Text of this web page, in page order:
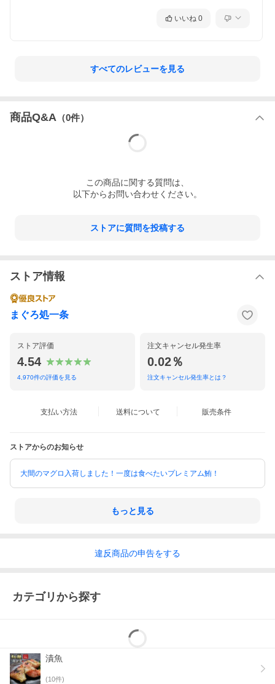
いいね 0
すべてのレビューを見る
商品Q&A （0件）
この商品に関する質問は、
以下からお問い合わせください。
ストアに質問を投稿する
ストア情報
まぐろ処一条
ストア評価
4.54
4,970件の評価を見る
注文キャンセル発生率
0.02％
注文キャンセル発生率とは？
支払い方法 送料について 販売条件
ストアからのお知らせ
大間のマグロ入荷しました！一度は食べたいプレミアム鮪！
もっと見る
違反商品の申告をする
カテゴリから探す
漬魚
(10件)